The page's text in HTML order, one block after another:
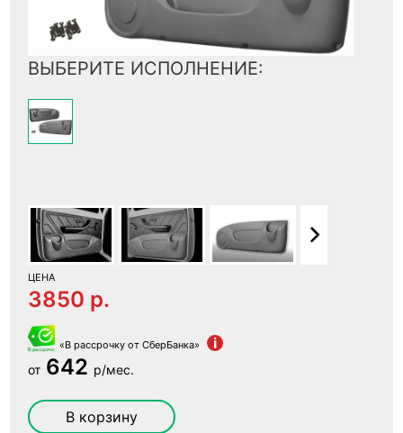
ВЫБЕРИТЕ ИСПОЛНЕНИЕ:
ЦЕНА
3850 p.
«В рассрочку от СберБанка» i
от 642 р/мес.
В корзину